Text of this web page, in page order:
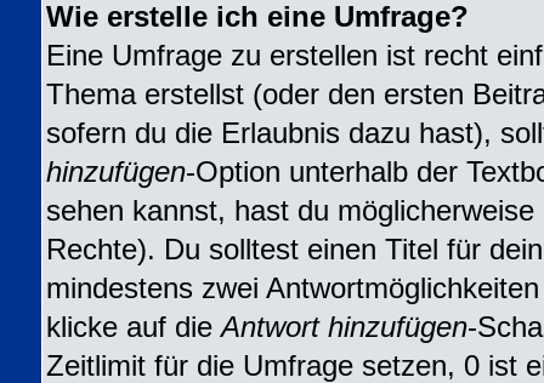
Wie erstelle ich eine Umfrage?
Eine Umfrage zu erstellen ist recht
Thema erstellst (oder den ersten
sofern du die Erlaubnis dazu hast),
hinzufügen-Option unterhalb der
sehen kannst, hast du
Rechte). Du solltest einen Titel für
mindestens zwei
klicke auf dieAntwort hinzufügen-
Zeitlimit für die Umfrage setzen, 0 ist